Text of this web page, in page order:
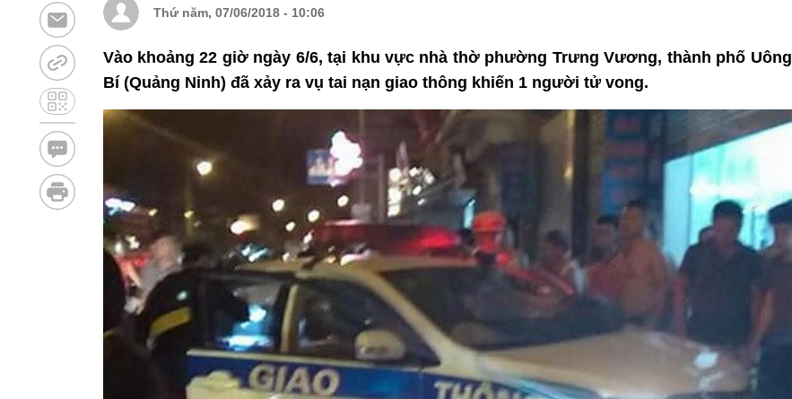
Thứ năm, 07/06/2018 - 10:06
Vào khoảng 22 giờ ngày 6/6, tại khu vực nhà thờ phường Trưng Vương, thành phố Uông
Bí (Quảng Ninh) đã xảy ra vụ tai nạn giao thông khiến 1 người tử vong.